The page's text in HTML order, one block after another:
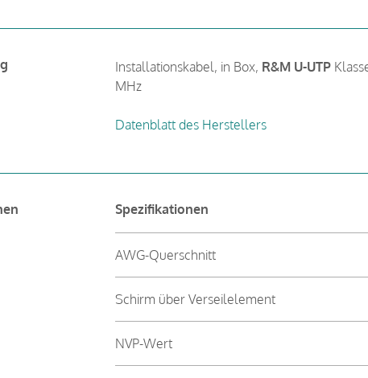
Installationskabel, in Box, R&M U-UTP
MHz
Datenblatt des Herstellers
Spezifikationen
AWG-Querschnitt
Schirm über Verseilelement
NVP-Wert